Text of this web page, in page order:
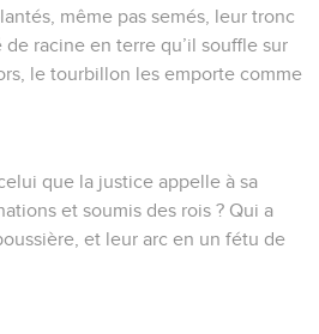
même pas semés, leur tronc
racine en terre qu’il souffle sur
le tourbillon les emporte comme
que la justice appelle à sa
et soumis des rois ? Qui a
et leur arc en un fétu de